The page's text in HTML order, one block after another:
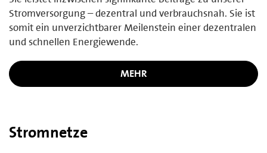
Stromversorgung – dezentral und verbrauchsnah. Sie ist
somit ein unverzichtbarer Meilenstein einer dezentralen
und schnellen Energiewende.
MEHR
Stromnetze